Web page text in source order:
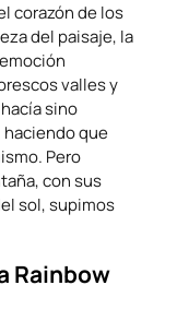
corazón de los
del paisaje, la
valles y
sino
haciendo que
Pero
con sus
sol, supimos
Rainbow